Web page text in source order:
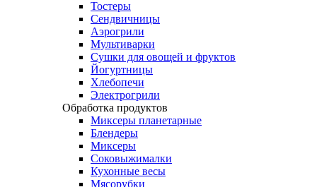
Тостеры
Сендвичницы
Аэрогрили
Мультиварки
Сушки для овощей и фруктов
Йогуртницы
Хлебопечи
Электрогрили
Обработка продуктов
Миксеры планетарные
Блендеры
Миксеры
Соковыжималки
Кухонные весы
Мясорубки